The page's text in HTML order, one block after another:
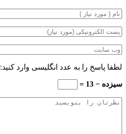
لطفا پاسخ را به عدد انگلیسی وارد کنید:
سیزده − 13 =